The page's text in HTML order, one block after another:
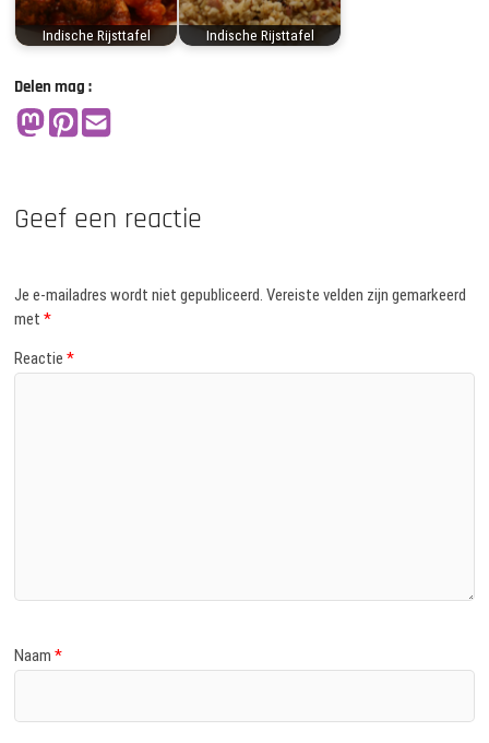
Indische Rijsttafel Indische Rijsttafel
Delen mag :
Geef een reactie
Je e-mailadres wordt niet gepubliceerd. Vereiste velden zijn gemarkeerd
met*
Reactie*
Naam*